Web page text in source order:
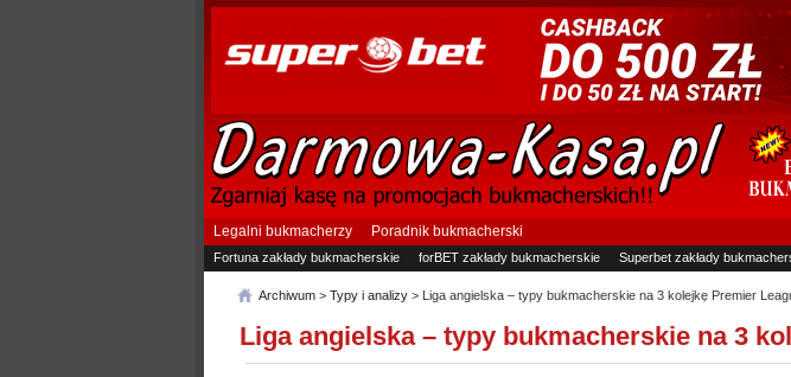
Legalni bukmacherzy Poradnik bukmacherski
Fortuna zakłady bukmacherskie forBET zakłady bukmacherskie Superbet zakłady
Archiwum > Typy i analizy > Liga angielska – typy bukmacherskie na 3 kolejkę Premier
Liga angielska – typy bukmacherskie na 3